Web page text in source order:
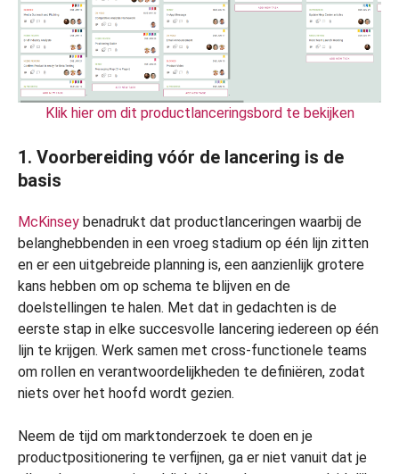
Klik hier om dit productlanceringsbord te bekijken
1. Voorbereiding vóór de lancering is de
basis
McKinsey benadrukt dat productlanceringen waarbij de
belanghebbenden in een vroeg stadium op één lijn zitten
en er een uitgebreide planning is, een aanzienlijk grotere
kans hebben om op schema te blijven en de
doelstellingen te halen. Met dat in gedachten is de
eerste stap in elke succesvolle lancering iedereen op één
lijn te krijgen. Werk samen met cross-functionele teams
om rollen en verantwoordelijkheden te definiëren, zodat
niets over het hoofd wordt gezien.
Neem de tijd om marktonderzoek te doen en je
productpositionering te verfijnen, ga er niet vanuit dat je